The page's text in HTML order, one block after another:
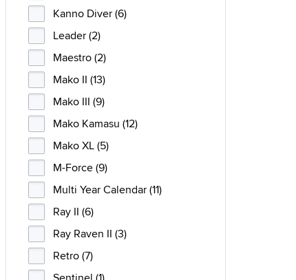
Kanno Diver (6)
Leader (2)
Maestro (2)
Mako II (13)
Mako III (9)
Mako Kamasu (12)
Mako XL (5)
M-Force (9)
Multi Year Calendar (11)
Ray II (6)
Ray Raven II (3)
Retro (7)